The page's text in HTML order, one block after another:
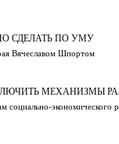
СДЕЛАТЬ ПО УМУ
Вячеславом Шпортом
МЕХАНИЗМЫ
социально-экономического